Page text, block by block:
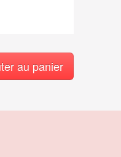
au panier